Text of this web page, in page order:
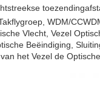
WDM/
Vlecht, Vezel
Beëindiging,
het Vezel de